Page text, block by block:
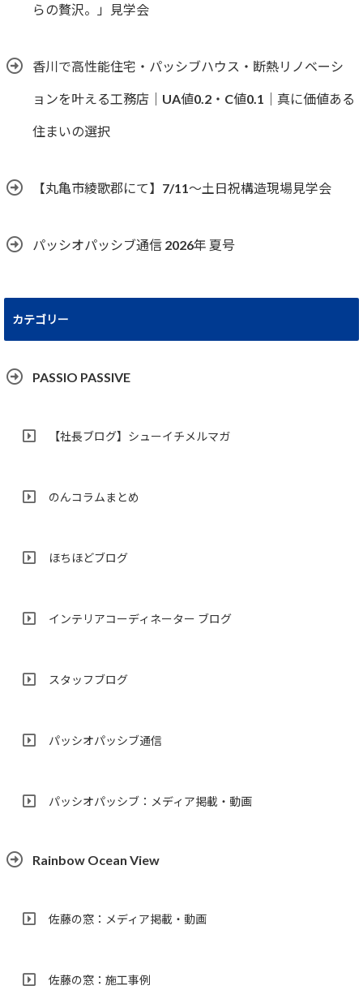
らの贅沢。」見学会
香川で高性能住宅・パッシブハウス・断熱リノベーシ
ョンを叶える工務店｜UA値0.2・C値0.1｜真に価値ある
住まいの選択
【丸亀市綾歌郡にて】7/11～土日祝構造現場見学会
パッシオパッシブ通信 2026年 夏号
カテゴリー
PASSIO PASSIVE
【社長ブログ】シューイチメルマガ
のんコラムまとめ
ほちほどブログ
インテリアコーディネーター ブログ
スタッフブログ
パッシオパッシブ通信
パッシオパッシブ：メディア掲載・動画
Rainbow Ocean View
佐藤の窓：メディア掲載・動画
佐藤の窓：施工事例